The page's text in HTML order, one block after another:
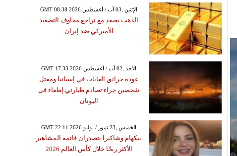
GMT 08:38 2026 الإثنين ,03 آب / أغسطس
الذهب يصعد مع تراجع مخاوف التصعيد
الأميركي ضد إيران
GMT 17:33 2026 الأحد ,02 آب / أغسطس
عودة حرائق الغابات في إسبانيا ومقتل
شخصين جراء تصادم طيارتي إطفاء في
اليونان
GMT 22:11 2026 الخميس ,23 تموز / يوليو
بيكهام وشاكيرا يتصدران قائمة المشاهير
الأكثر ربحًا خلال كأس العالم 2026